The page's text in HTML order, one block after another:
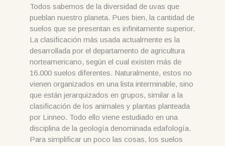
Todos sabemos de la diversidad de uvas que
pueblan nuestro planeta. Pues bien, la cantidad de
suelos que se presentan es infinitamente superior.
La clasificación más usada actualmente es la
desarrollada por el departamento de agricultura
norteamericano, según el cual existen más de
16.000 suelos diferentes. Naturalmente, estos no
vienen organizados en una lista interminable, sino
que están jerarquizados en grupos, similar a la
clasificación de los animales y plantas planteada
por Linneo. Todo ello viene estudiado en una
disciplina de la geología denominada edafología.
Para simplificar un poco las cosas, los suelos